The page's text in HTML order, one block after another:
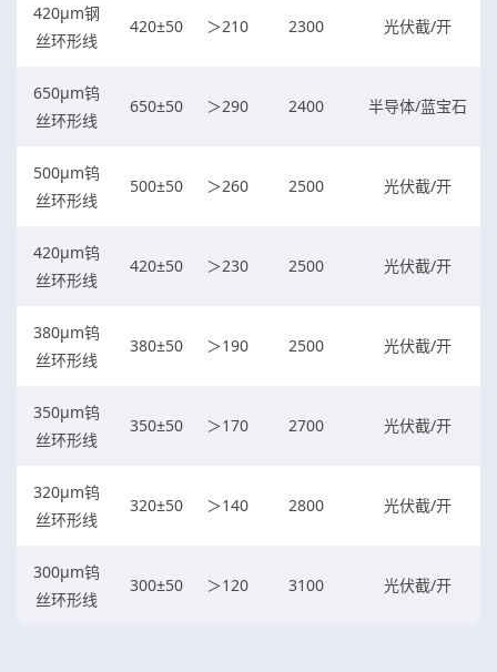
420μm钢
丝环形线
420±50 ＞210 2300 光伏截/开
650μm钨
丝环形线
650±50 ＞290 2400 半导体/蓝宝石
500μm钨
丝环形线
500±50 ＞260 2500 光伏截/开
420μm钨
丝环形线
420±50 ＞230 2500 光伏截/开
380μm钨
丝环形线
380±50 ＞190 2500 光伏截/开
350μm钨
丝环形线
350±50 ＞170 2700 光伏截/开
320μm钨
丝环形线
320±50 ＞140 2800 光伏截/开
300μm钨
丝环形线
300±50 ＞120 3100 光伏截/开